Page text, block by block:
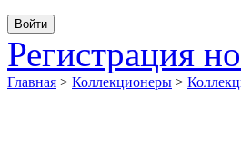
Регистрация
Главная > Коллекционеры >